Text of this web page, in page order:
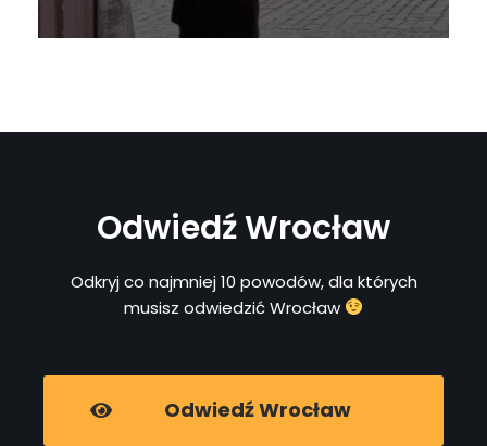
Odwiedź Wrocław
Odkryj co najmniej 10 powodów, dla których
musisz odwiedzić Wrocław
Odwiedź Wrocław